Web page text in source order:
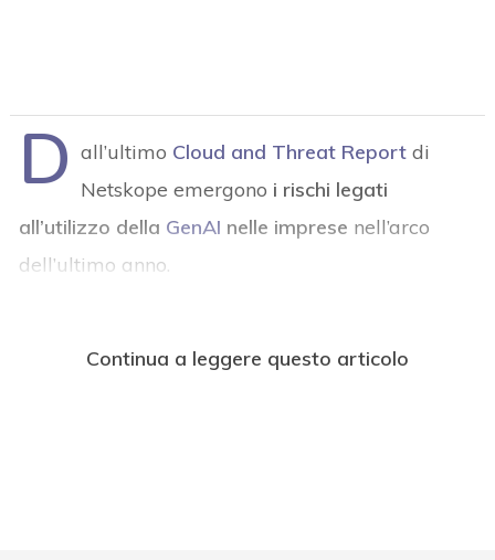
D all’ultimo Cloud and Threat Report di
Netskope emergono i rischi legati
all’utilizzo della GenAI nelle imprese nell’arco
dell’ultimo anno.
Continua a leggere questo articolo